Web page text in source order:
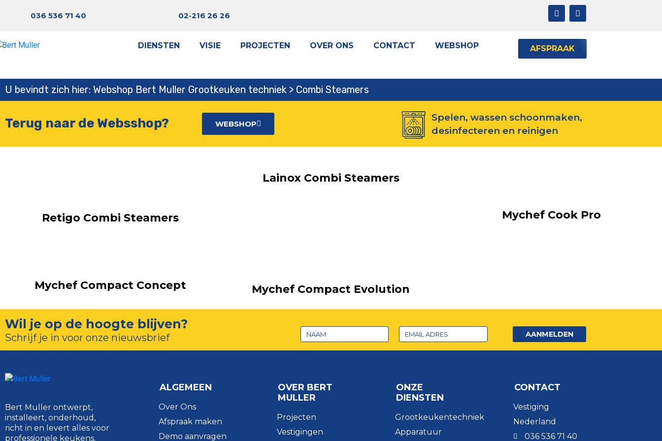
036 536 71 40 02-216 26 26
DIENSTEN VISIE PROJECTEN OVER ONS CONTACT WEBSHOP AFSPRAAK
U bevindt zich hier: Webshop Bert Muller Grootkeuken techniek > Combi Steamers
Terug naar de Websshop? WEBSHOP
Spelen, wassen schoonmaken,
desinfecteren en reinigen
Retigo Combi Steamers
Lainox Combi Steamers
Mychef Cook Pro
Mychef Compact Concept Mychef Compact Evolution
Wil je op de hoogte blijven?
Schrijf je in voor onze nieuwsbrief AANMELDEN
Bert Muller ontwerpt,
installeert, onderhoud,
richt in en levert alles voor
professionele keukens.
ALGEMEEN
Over Ons
Afspraak maken
Demo aanvragen
OVER BERT
MULLER
Projecten
Vestigingen
ONZE
DIENSTEN
Grootkeukentechniek
Apparatuur
CONTACT
Vestiging
Nederland
036 536 71 40